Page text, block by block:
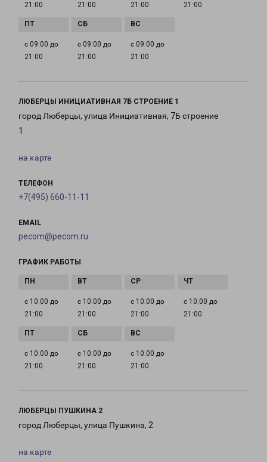
21:00
21:00
21:00
21:00
с 09:00 до
21:00
с 09:00 до
21:00
с 09:00 до
21:00
ЛЮБЕРЦЫ ИНИЦИАТИВНАЯ 7Б СТРОЕНИЕ 1
город Люберцы, улица Инициативная, 7Б строение
1
на карте
ТЕЛЕФОН
+7(495) 660-11-11
EMAIL
pecom@pecom.ru
ГРАФИК РАБОТЫ
с 10:00 до
21:00
с 10:00 до
21:00
с 10:00 до
21:00
с 10:00 до
21:00
с 10:00 до
21:00
с 10:00 до
21:00
с 10:00 до
21:00
ЛЮБЕРЦЫ ПУШКИНА 2
город Люберцы, улица Пушкина, 2
на карте